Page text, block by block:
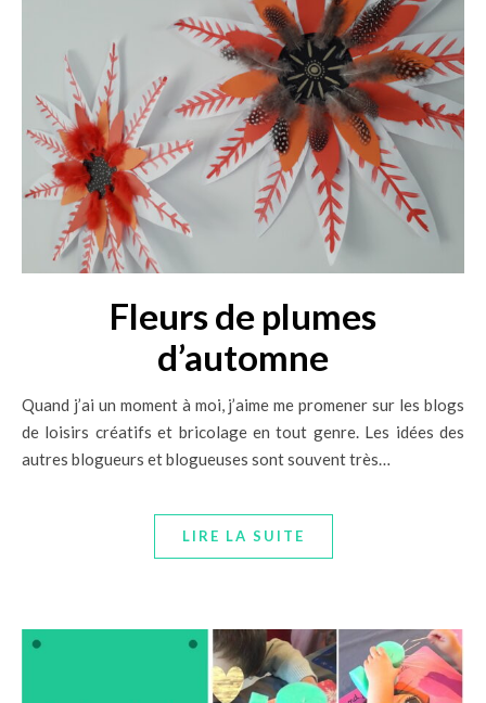
Fleurs de plumes
d’automne
Quand j’ai un moment à moi, j’aime me promener sur les blogs
de loisirs créatifs et bricolage en tout genre. Les idées des
autres blogueurs et blogueuses sont souvent très…
LIRE LA SUITE